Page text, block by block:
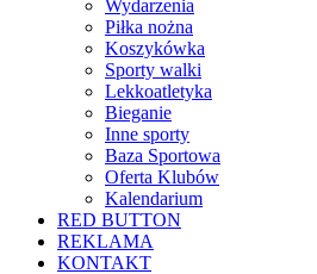
Wydarzenia
Piłka nożna
Koszykówka
Sporty walki
Lekkoatletyka
Bieganie
Inne sporty
Baza Sportowa
Oferta Klubów
Kalendarium
RED BUTTON
REKLAMA
KONTAKT